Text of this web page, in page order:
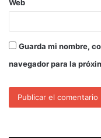
Web
Guarda mi nombre,
navegador para la